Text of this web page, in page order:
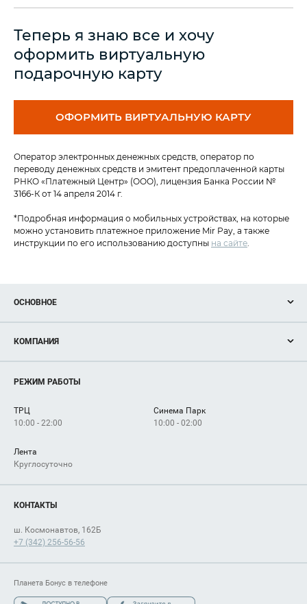
Теперь я знаю все и хочу
оформить виртуальную
подарочную карту
ОФОРМИТЬ ВИРТУАЛЬНУЮ КАРТУ
Оператор электронных денежных средств, оператор по
переводу денежных средств и эмитент предоплаченной карты
РНКО «Платежный Центр» (ООО), лицензия Банка России №
3166-К от 14 апреля 2014 г.
*Подробная информация о мобильных устройствах, на которые
можно установить платежное приложение Mir Pay, а также
инструкции по его использованию доступны на сайте
ОСНОВНОЕ
Новости
Магазины
Услуги
КОМПАНИЯ
Рекламодателям
Как добраться
РЕЖИМ РАБОТЫ
ТРЦ
10:00 - 22:00
Синема Парк
10:00 - 02:00
Лента
Круглосуточно
КОНТАКТЫ
ш. Космонавтов, 162Б
+7 (342) 256-56-56
Планета Бонус в телефоне